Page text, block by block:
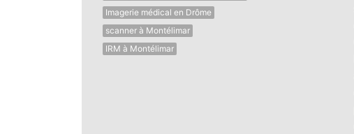
Imagerie médical en Drôme
scanner à Montélimar
IRM à Montélimar